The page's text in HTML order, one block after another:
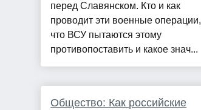
перед Славянском. Кто и как
проводит эти военные операции,
что ВСУ пытаются этому
противопоставить и какое знач...
Общество: Как российские